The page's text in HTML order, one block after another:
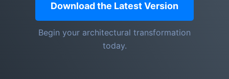
Download the Latest Version
Begin your architectural transformation
today.